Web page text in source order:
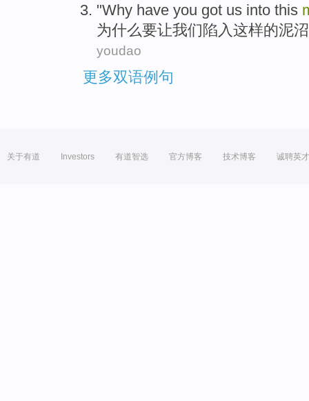
"Why have you got us into this
为什么要让我们陷入这样的泥
youdao
更多双语例句
关于有道 Investors 有道智选 官方博客 技术博客 诚聘英才